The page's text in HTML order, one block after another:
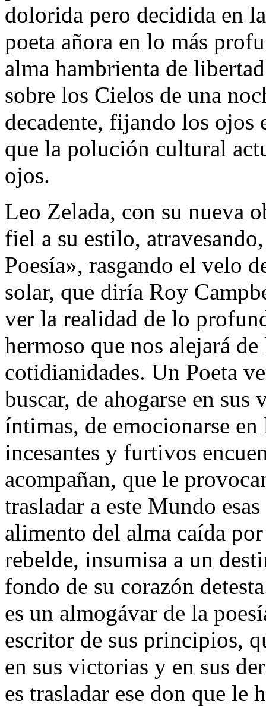
dolorida pero decidida en
poeta añora en lo más
alma hambrienta de
sobre los Cielos de una
decadente, fijando los ojos
que la polución cultural
ojos.
Leo Zelada, con su nueva
fiel a su estilo,
Poesía», rasgando el velo
solar, que diría Roy
ver la realidad de lo
hermoso que nos alejará
cotidianidades. Un Poeta
buscar, de ahogarse en sus
íntimas, de emocionarse
incesantes y furtivos
acompañan, que le
trasladar a este Mundo
alimento del alma caída
rebelde, insumisa a un
fondo de su corazón
es un almogávar de la
escritor de sus principios,
en sus victorias y en sus
es trasladar ese don que le